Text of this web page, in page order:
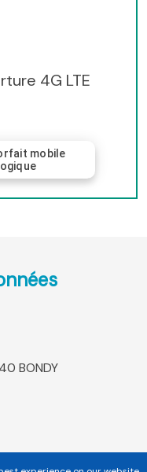
4G LTE
mobile
BONDY